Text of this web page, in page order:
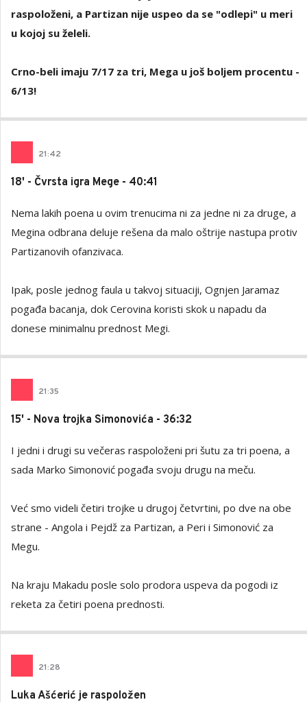
raspoloženi, a Partizan nije uspeo da se "odlepi" u meri
u kojoj su želeli.
Crno-beli imaju 7/17 za tri, Mega u još boljem procentu -
6/13!
21:42
18' - Čvrsta igra Mege - 40:41
Nema lakih poena u ovim trenucima ni za jedne ni za druge, a
Megina odbrana deluje rešena da malo oštrije nastupa protiv
Partizanovih ofanzivaca.
Ipak, posle jednog faula u takvoj situaciji, Ognjen Jaramaz
pogađa bacanja, dok Cerovina koristi skok u napadu da
donese minimalnu prednost Megi.
21:35
15' - Nova trojka Simonovića - 36:32
I jedni i drugi su večeras raspoloženi pri šutu za tri poena, a
sada Marko Simonović pogađa svoju drugu na meču.
Već smo videli četiri trojke u drugoj četvrtini, po dve na obe
strane - Angola i Pejdž za Partizan, a Peri i Simonović za
Megu.
Na kraju Makadu posle solo prodora uspeva da pogodi iz
reketa za četiri poena prednosti.
21:28
Luka Ašćerić je raspoložen